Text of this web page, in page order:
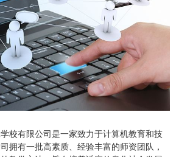
校有限公司是一家致力于计算机教育和技
拥有一批高素质、经验丰富的师资团队，